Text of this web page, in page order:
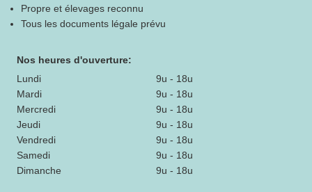
Propre et élevages reconnu
Tous les documents légale prévu
Nos heures d'ouverture:
Lundi
9u - 18u
Mardi
9u - 18u
Mercredi
9u - 18u
Jeudi
9u - 18u
Vendredi
9u - 18u
Samedi
9u - 18u
Dimanche
9u - 18u